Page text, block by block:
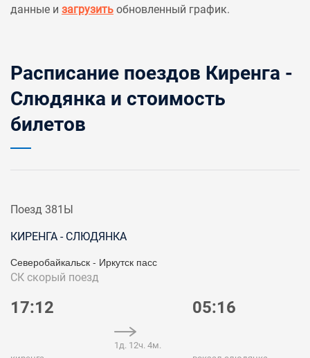
данные и загрузить обновленный график.
Расписание поездов Киренга -
Слюдянка и стоимость
билетов
Поезд 381Ы
КИРЕНГА - СЛЮДЯНКА
Северобайкальск - Иркутск пасс
СК скорый поезд
17:12
1д. 12ч. 4м.
05:16